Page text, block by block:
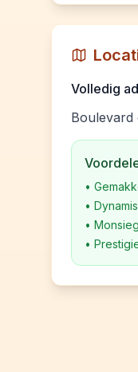
Volledig
Boulevard
•
•
•
•